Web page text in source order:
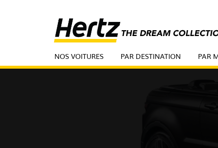
NOS VOITURES PAR DESTINATION PAR